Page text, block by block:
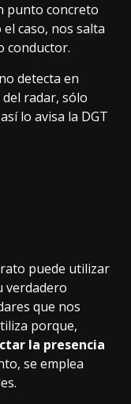
punto concreto
caso, nos salta
conductor.
detecta en
radar, sólo
lo avisa la DGT
puede utilizar
verdadero
que nos
porque,
la presencia
se emplea